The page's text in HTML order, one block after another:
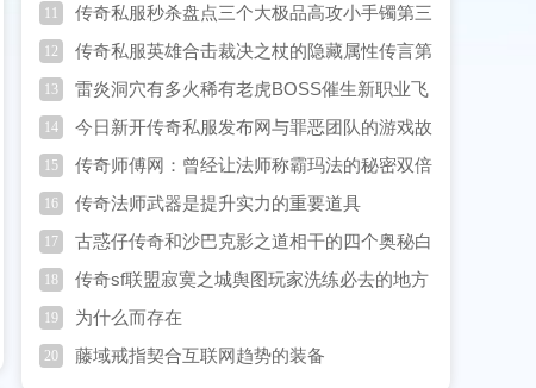
排行榜游戏
11
传奇私服秒杀盘点三个大极品高攻小手镯第三
个属性媲美战神手镯
12
传奇私服英雄合击裁决之杖的隐藏属性传言第
三种隐藏属性听得最多
13
雷炎洞穴有多火稀有老虎BOSS催生新职业飞
虎队降生
14
今日新开传奇私服发布网与罪恶团队的游戏故
事
15
传奇师傅网：曾经让法师称霸玛法的秘密双倍
魔法
16 传奇法师武器是提升实力的重要道具
17
古惑仔传奇和沙巴克影之道相干的四个奥秘白
叟你想起几个
18 传奇sf联盟寂寞之城舆图玩家洗练必去的地方
19 为什么而存在
20 藤域戒指契合互联网趋势的装备